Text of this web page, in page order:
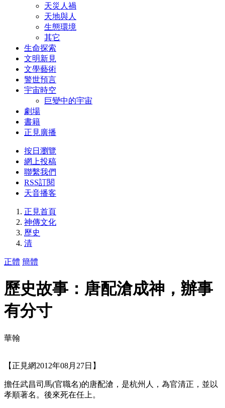
天災人禍
天地與人
生態環境
其它
生命探索
文明新見
文學藝術
警世預言
宇宙時空
巨變中的宇宙
劇場
書籍
正見廣播
按日瀏覽
網上投稿
聯繫我們
RSS訂閱
天音播客
正見首頁
神傳文化
歷史
清
正體 簡體
歷史故事：唐配滄成神，辦事
有分寸
華翰
【正見網2012年08月27日】
擔任武昌司馬(官職名)的唐配滄，是杭州人，為官清正，並以
孝順著名。後來死在任上。